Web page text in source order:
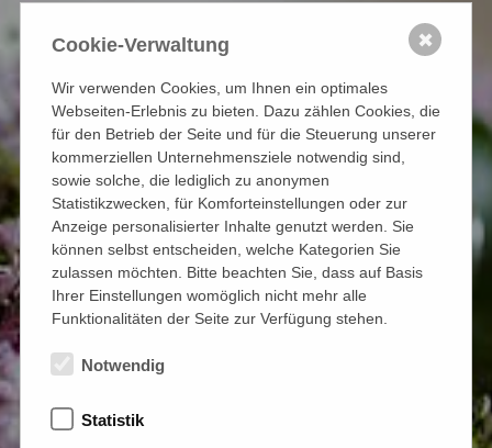
Cookie-Verwaltung
Wir verwenden Cookies, um Ihnen ein optimales
Webseiten-Erlebnis zu bieten. Dazu zählen Cookies, die
für den Betrieb der Seite und für die Steuerung unserer
kommerziellen Unternehmensziele notwendig sind,
sowie solche, die lediglich zu anonymen
Statistikzwecken, für Komforteinstellungen oder zur
Anzeige personalisierter Inhalte genutzt werden. Sie
können selbst entscheiden, welche Kategorien Sie
zulassen möchten. Bitte beachten Sie, dass auf Basis
Ihrer Einstellungen womöglich nicht mehr alle
Funktionalitäten der Seite zur Verfügung stehen.
Notwendig
Statistik
✖